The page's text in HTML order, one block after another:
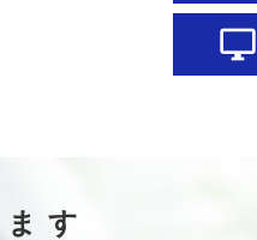
desktop_windows
す